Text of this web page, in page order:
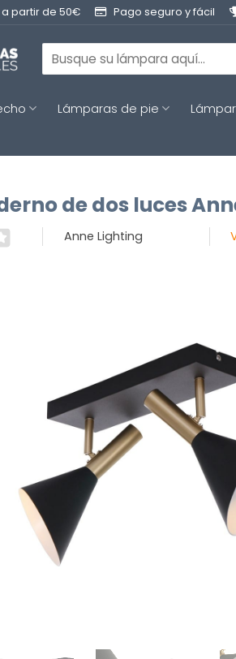
partir de 50€ Pago seguro y fácil
Buscar
por:
Lámparas de pie
de dos luces
Anne Lighting